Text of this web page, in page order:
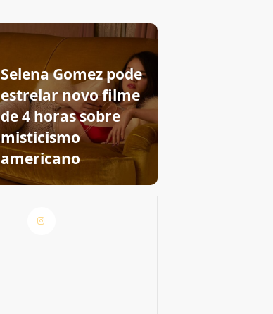
Selena Gomez pode
estrelar novo filme
de 4 horas sobre
misticismo
americano